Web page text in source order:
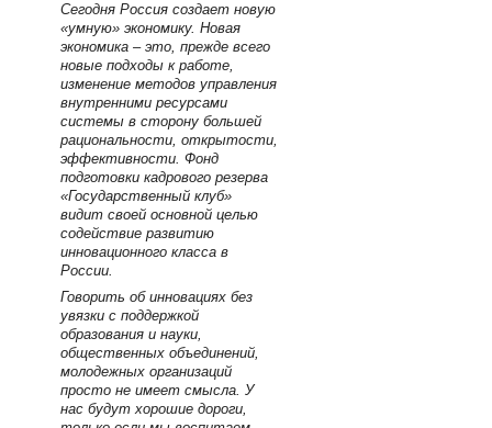
Сегодня Россия создает новую
«умную» экономику. Новая
экономика – это, прежде всего
новые подходы к работе,
изменение методов управления
внутренними ресурсами
системы в сторону большей
рациональности, открытости,
эффективности. Фонд
подготовки кадрового резерва
«Государственный клуб»
видит своей основной целью
содействие развитию
инновационного класса в
России.
Говорить об инновациях без
увязки с поддержкой
образования и науки,
общественных объединений,
молодежных организаций
просто не имеет смысла. У
нас будут хорошие дороги,